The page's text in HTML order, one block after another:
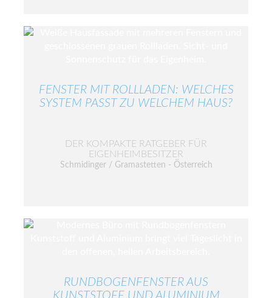
FENSTER MIT ROLLLADEN: WELCHES
SYSTEM PASST ZU WELCHEM HAUS?
DER KOMPAKTE RATGEBER FÜR
EIGENHEIMBESITZER
Schmidinger / Gramastetten - Österreich
RUNDBOGENFENSTER AUS